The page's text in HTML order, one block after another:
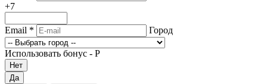
+7
Email * Город
Использовать бонус - Р
Нет
Да